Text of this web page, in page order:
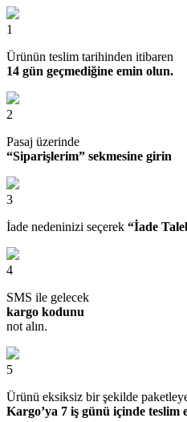
1
Ürünün teslim tarihinden itibaren
14 gün geçmediğine emin olun.
2
Pasaj üzerinde
“Siparişlerim” sekmesine girin
3
İade nedeninizi seçerek “İade
4
SMS ile gelecek
kargo kodunu
not alın.
5
Ürünü eksiksiz bir şekilde
Kargo’ya 7 iş günü içinde teslim